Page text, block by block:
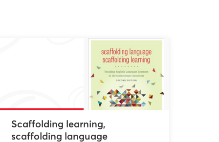
Scaffolding learning,
scaffolding language